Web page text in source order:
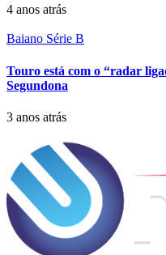
4 anos atrás
Baiano Série B
Touro está com o “radar
Segundona
3 anos atrás